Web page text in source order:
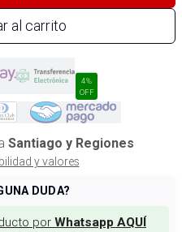
al carrito
4%
OFF
Santiago y Regiones
y valores
DUDA?
por Whatsapp AQUÍ